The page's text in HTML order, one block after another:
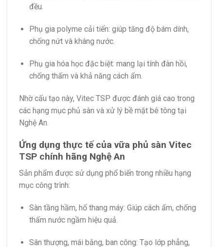
đều.
Phụ gia polyme cải tiến: giúp tăng độ bám dính,
chống nứt và kháng nước.
Phụ gia hóa học đặc biệt: mang lại tính đàn hồi,
chống thấm và khả năng cách ẩm.
Nhờ cấu tạo này, Vitec TSP được đánh giá cao trong
các hạng mục phủ sàn và xử lý bề mặt bê tông tại
Nghệ An.
Ứng dụng thực tế của vữa phủ sàn Vitec
TSP chính hãng Nghệ An
Sản phẩm được sử dụng phổ biến trong nhiều hạng
mục công trình:
Sàn tầng hầm, hố thang máy: Giúp cách ẩm, chống
thấm nước ngầm hiệu quả.
Sân thượng, mái bằng, ban công: Tạo lớp phẳng,